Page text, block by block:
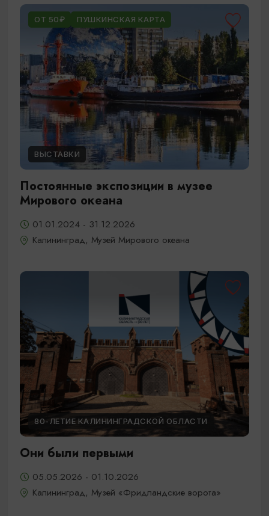
ОТ 50₽ ПУШКИНСКАЯ КАРТА
ВЫСТАВКИ
Постоянные экспозиции в музее
Мирового океана
01.01.2024 - 31.12.2026
Калининград, Музей Мирового океана
80-ЛЕТИЕ КАЛИНИНГРАДСКОЙ ОБЛАСТИ
Они были первыми
05.05.2026 - 01.10.2026
Калининград, Музей «Фридландские ворота»